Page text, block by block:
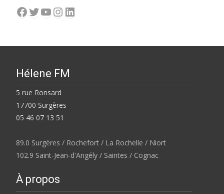
Facebook
Twitter
YouTube
Instagram
LinkedIn
Hélene FM
5 rue Ronsard
17700 Surgères
05 46 07 13 51
89.0 Surgères / Rochefort / La Rochelle / Niort
102.9 Saint-Jean-d'Angély / Saintes / Cognac
À propos